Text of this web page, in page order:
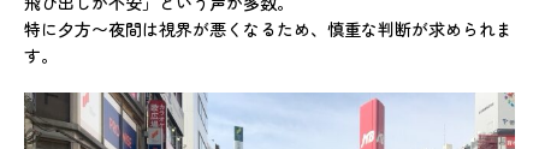
特に夕方〜夜間は視界が悪くなるため、慎重な判断が求められま
す。